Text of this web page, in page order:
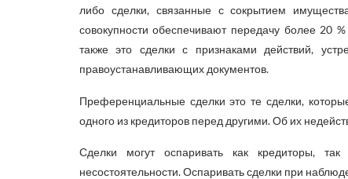
либо сделки, связанные с сокрытием
совокупности обеспечивают передачу более 20
также это сделки с признаками действий,
правоустанавливающих документов.
Преференциальные сделки это те сделки,
одного из кредиторов перед другими. Об их
Сделки могут оспаривать как кредиторы,
несостоятельности. Оспаривать сделки при